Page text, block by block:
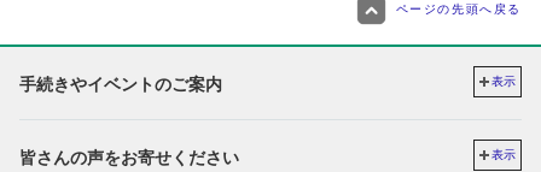
ページの先頭へ戻る
手続きやイベントのご案内 表示
皆さんの声をお寄せください 表示